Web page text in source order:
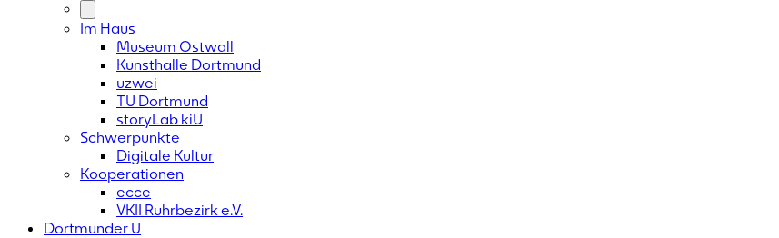
Im Haus
Museum Ostwall
Kunsthalle Dortmund
uzwei
TU Dortmund
storyLab kiU
Schwerpunkte
Digitale Kultur
Kooperationen
ecce
VKII Ruhrbezirk e.V.
Dortmunder U